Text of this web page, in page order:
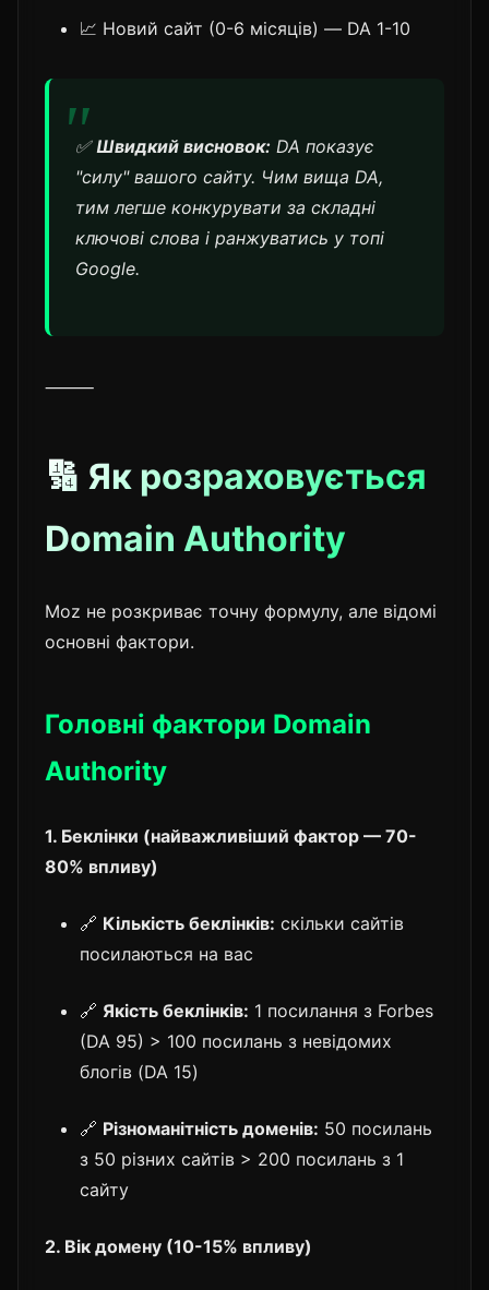
📈 Новий сайт (0-6 місяців) — DA 1-10
✅ Швидкий висновок: DA показує
"силу" вашого сайту. Чим вища DA,
тим легше конкурувати за складні
ключові слова і ранжуватись у топі
Google.
⸻
🔢 Як розраховується
Domain Authority
Moz не розкриває точну формулу, але відомі
основні фактори.
Головні фактори Domain
Authority
1. Беклінки (найважливіший фактор — 70-
80% впливу)
🔗 Кількість беклінків: скільки сайтів
посилаються на вас
🔗 Якість беклінків: 1 посилання з Forbes
(DA 95) > 100 посилань з невідомих
блогів (DA 15)
🔗 Різноманітність доменів: 50 посилань
з 50 різних сайтів > 200 посилань з 1
сайту
2. Вік домену (10-15% впливу)